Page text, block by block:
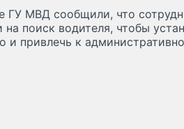
ГУ МВД сообщили, что
поиск водителя, чтобы
и привлечь к